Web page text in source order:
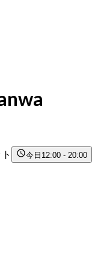
今日 12:00 - 20:00